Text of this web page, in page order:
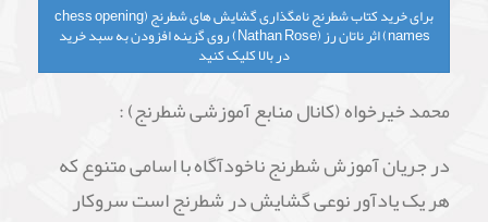
برای خرید کتاب شطرنج نامگذاری گشایش های شطرنج (chess opening
names) اثر ناتان رز (Nathan Rose) روی گزینه افزودن به سبد خرید
در بالا کلیک کنید
محمد خیرخواه (کانال منابع آموزشی شطرنج) :
در جریان آموزش شطرنج ناخودآگاه با اسامی متنوع که
هر یک یادآور نوعی گشایش در شطرنج است سروکار